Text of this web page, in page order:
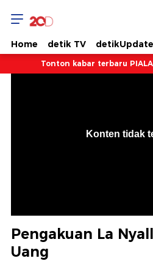
Home detik TV detikUpdate
Tonton kabar terbaru PIALA
Konten tidak
Pengakuan La
Uang